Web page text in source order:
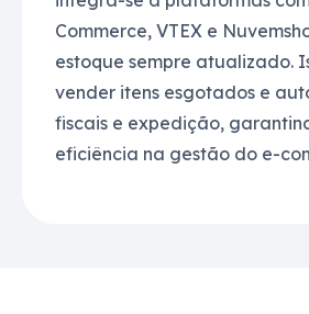
Commerce, VTEX e
estoque sempre atualizado.
vender itens esgotados e
fiscais e expedição,
eficiência na gestão do e-